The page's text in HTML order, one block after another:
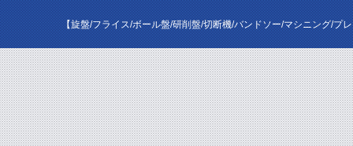
【旋盤/フライス/ボール盤/研削盤/切断機/バンドソー/マシニング/プ